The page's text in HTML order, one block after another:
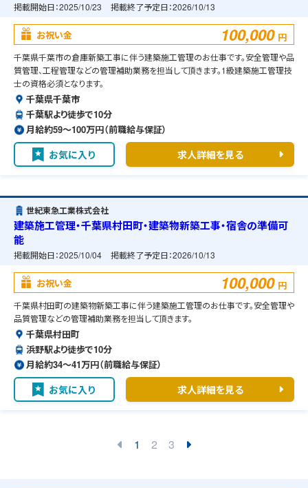
掲載開始日：2025/10/23 掲載終了予定日：2026/10/13
お祝い金 100,000 円
千葉県千葉市の倉庫新築工事に伴う建築施工管理のお仕事です。安全管理や品
質管理、工程管理などの管理補助業務を担当して頂きます。1級建築施工管理技
士の資格必須となります。
千葉県千葉市
千葉駅より徒歩で10分
月給約59〜100万円（前職給与保証）
お気に入り 求人詳細を見る
世紀東急工業株式会社
建築施工管理・千葉県村田町・建築物新築工事・宿舎の準備可
能
掲載開始日：2025/10/04 掲載終了予定日：2026/10/13
お祝い金 100,000 円
千葉県村田町の建築物新築工事に伴う建築施工管理のお仕事です。安全管理や
品質管理などの管理補助業務を担当して頂きます。
千葉県村田町
浜野駅より徒歩で10分
月給約34〜41万円（前職給与保証）
お気に入り 求人詳細を見る
1 2 3